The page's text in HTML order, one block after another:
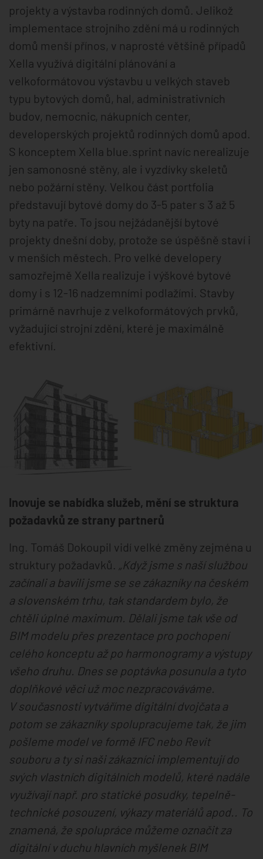
projekty a výstavba rodinných domů. Jelikož
implementace strojního zdění má u rodinných
domů menší přínos, v naprosté většině případů
Xella využívá digitální plánování a
velkoformátovou výstavbu u velkých staveb
typu bytových domů, hal, administrativních
budov, nemocnic, nákupních center,
developerských projektů rodinných domů apod.
S konceptem Xella blue.sprint navíc nerealizuje
jen samonosné stěny, ale i vyzdívky skeletů
nebo požární stěny. Velkou část portfolia
představují bytové domy do 3-5 pater s 3 až 5
byty na patře. To jsou nejžádanější bytové
projekty dnešní doby, protože se úspěšně staví i
v menších městech. Pro velké developery
samozřejmě Xella realizuje i výškové bytové
domy i s 12-16 nadzemními podlažími. Stavby
primárně navrhuje z velkoformátových prvků,
vyžadující strojní zdění, které je maximálně
efektivní.
Inovuje se nabídka služeb, mění se struktura
požadavků ze strany partnerů
Ing. Tomáš Dokoupil vidí velké změny zejména u
struktury požadavků. „Když jsme s naší službou
začínali a bavili jsme se se zákazníky na českém
a slovenském trhu, tak standardem bylo, že
chtěli úplné maximum. Dělali jsme tak vše od
BIM modelu přes prezentace pro pochopení
celého konceptu až po harmonogramy a výstupy
všeho druhu. Dnes se poptávka posunula a tyto
doplňkové věci už moc nezpracováváme.
V současnosti vytváříme digitální dvojčata a
potom se zákazníky spolupracujeme tak, že jim
pošleme model ve formě IFC nebo Revit
souboru a ty si naši zákazníci implementují do
svých vlastních digitálních modelů, které nadále
využívají např. pro statické posudky, tepelně-
technické posouzení, výkazy materiálů apod.. To
znamená, že spolupráce můžeme označit za
digitální v duchu hlavních myšlenek BIM